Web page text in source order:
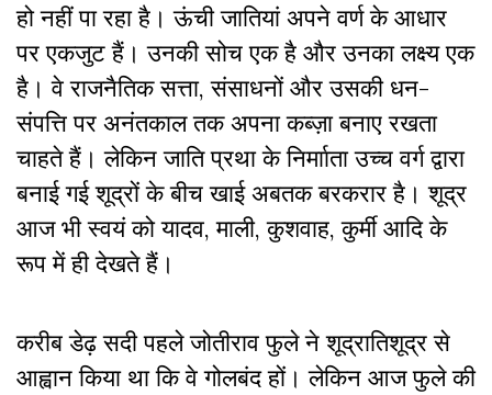
हो नहीं पा रहा है। ऊंची जातियां अपने वर्ण के आधार
पर एकजुट हैं। उनकी सोच एक है और उनका लक्ष्य एक
है। वे राजनैतिक सत्ता, संसाधनों और उसकी धन-
संपत्ति पर अनंतकाल तक अपना कब्ज़ा बनाए रखता
चाहते हैं। लेकिन जाति प्रथा के निर्मााता उच्च वर्ग द्वारा
बनाई गई शूद्रों के बीच खाई अबतक बरकरार है। शूद्र
आज भी स्वयं को यादव, माली, कुशवाह, कुर्मी आदि के
रूप में ही देखते हैं।
करीब डेढ़ सदी पहले जोतीराव फुले ने शूद्रातिशूद्र से
आह्वान किया था कि वे गोलबंद हों। लेकिन आज फुले की